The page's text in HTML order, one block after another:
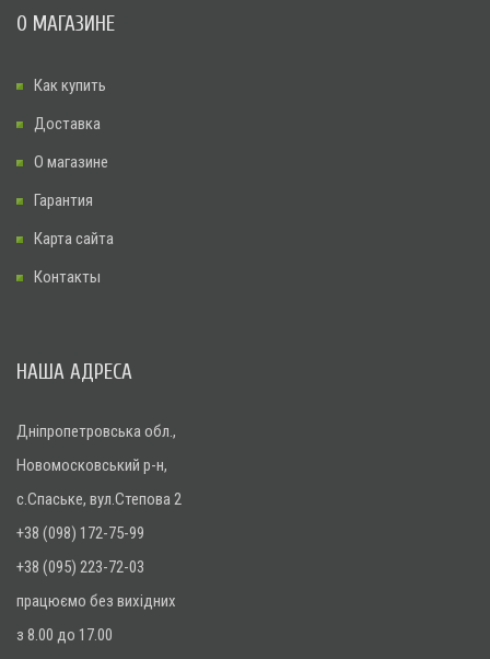
О МАГАЗИНЕ
Как купить
Доставка
О магазине
Гарантия
Карта сайта
Контакты
НАША АДРЕСА
Дніпропетровська обл.,
Новомосковський р-н,
с.Спаське, вул.Степова 2
+38 (098) 172-75-99
+38 (095) 223-72-03
працюємо без вихідних
з 8.00 до 17.00